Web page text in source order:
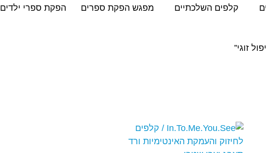
קלפים השלכתיים מפגש הפקת ספרים הפקת ספרי ילדים
זוגי”